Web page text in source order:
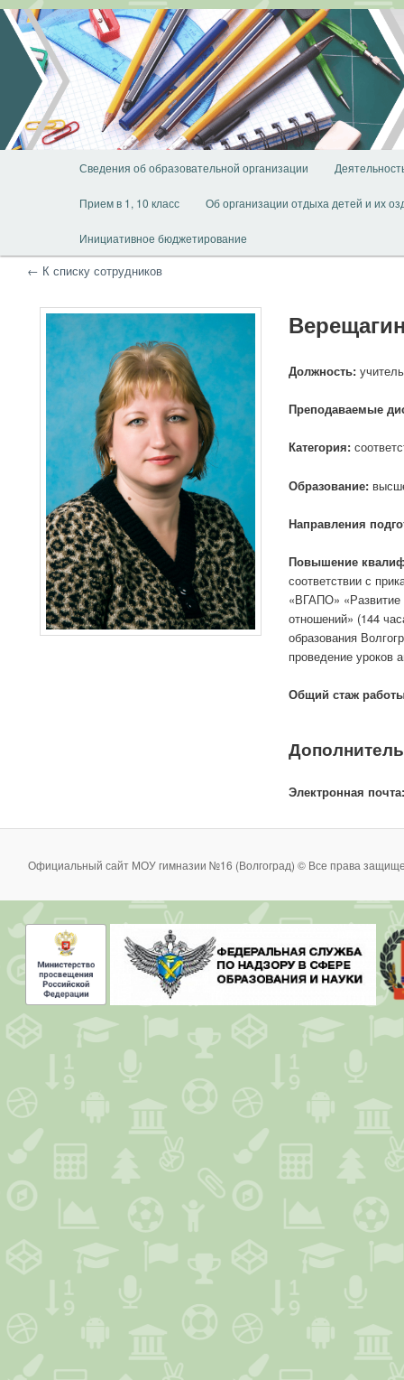
Перейти
основному
содержимому
Перейти
дополнительному
содержимому
Сведения об образовательной организации
Прием в 1, 10 класс Об организации отдыха детей и их
Инициативное бюджетирование
← К списку сотрудников
Должность: учитель
Преподаваемые
Категория:
Образование:
Направления
Повышение
соответствии с
«ВГАПО» «Развитие
отношений» (144
образования
проведение
Общий стаж
Электронная почта:
Официальный сайт МОУ гимназии №16 (Волгоград) © Все права